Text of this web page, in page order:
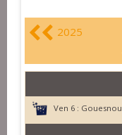
2025
Ven 6 : Gouesnou